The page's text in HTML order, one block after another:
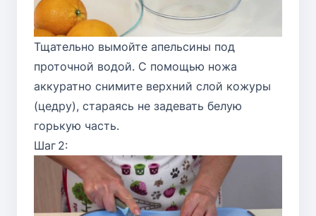
Тщательно вымойте апельсины под
проточной водой. С помощью ножа
аккуратно снимите верхний слой кожуры
(цедру), стараясь не задевать белую
горькую часть.
Шаг 2: